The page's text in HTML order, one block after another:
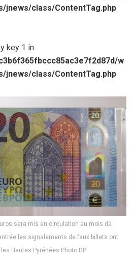
jnews/class/ContentTag.php
key 1 in
w
jnews/class/ContentTag.php
sera mis en circulation au mois de
les signalements de faux billets ont
Hautes Pyrénées Photo DP